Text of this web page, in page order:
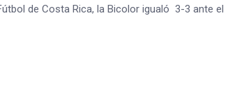
de Costa Rica, la Bicolor igualó 3-3 ante el